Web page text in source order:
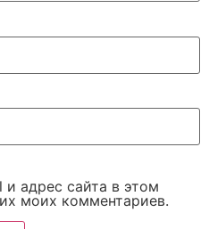
адрес сайта в этом
моих комментариев.